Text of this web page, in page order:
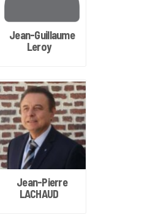
Jean-Guillaume
Leroy
Jean-Pierre
LACHAUD